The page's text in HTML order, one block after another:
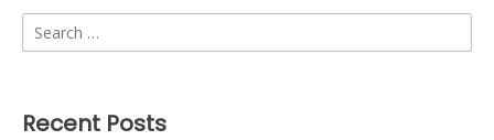
Search
for:
Recent Posts